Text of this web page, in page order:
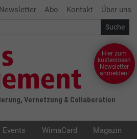
Newsletter Abo Kontakt Über uns
Vernetzung & Collaboration
Hier zum
kostenlosen
Newsletter
anmelden!
Events WimaCard Magazin